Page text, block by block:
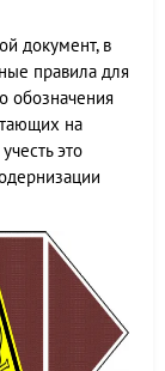
документ, в
правила для
обозначения
на
это